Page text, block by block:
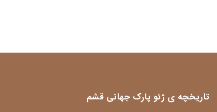
تاریخچه ی ژئو پارک جهانی قشم